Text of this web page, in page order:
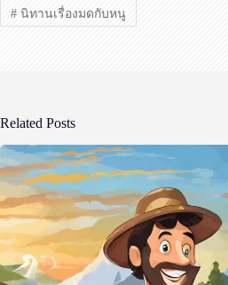
#นิทานเรื่องมดกับหนู
Related Posts